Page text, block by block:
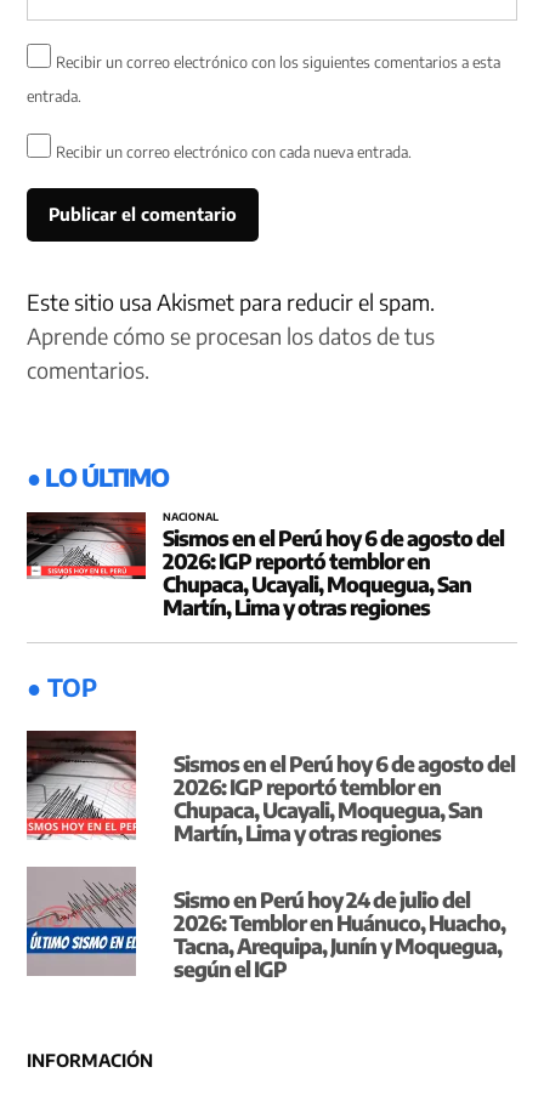
Recibir un correo electrónico con los siguientes comentarios a esta
entrada.
Recibir un correo electrónico con cada nueva entrada.
Este sitio usa Akismet para reducir el spam.
Aprende cómo se procesan los datos de tus
comentarios.
● LO ÚLTIMO
NACIONAL
Sismos en el Perú hoy 6 de agosto del
2026: IGP reportó temblor en
Chupaca, Ucayali, Moquegua, San
Martín, Lima y otras regiones
● TOP
Sismos en el Perú hoy 6 de agosto del
2026: IGP reportó temblor en
Chupaca, Ucayali, Moquegua, San
Martín, Lima y otras regiones
Sismo en Perú hoy 24 de julio del
2026: Temblor en Huánuco, Huacho,
Tacna, Arequipa, Junín y Moquegua,
según el IGP
INFORMACIÓN